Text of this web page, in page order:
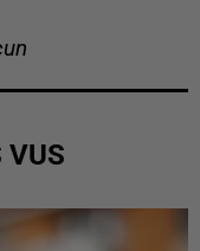
VUS